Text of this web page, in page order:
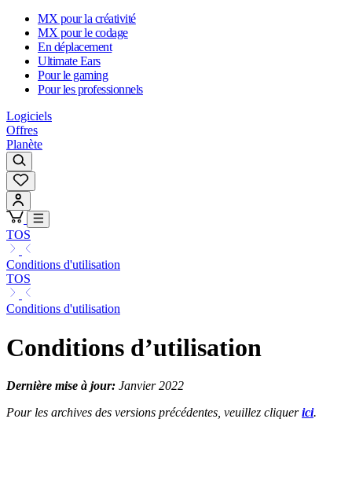
MX pour la créativité
MX pour le codage
En déplacement
Ultimate Ears
Pour le gaming
Pour les professionnels
Logiciels
Offres
Planète
TOS
Conditions d'utilisation
TOS
Conditions d'utilisation
Conditions d’utilisation
Dernière mise à jour: Janvier 2022
Pour les archives des versions précédentes, veuillez cliquerici.